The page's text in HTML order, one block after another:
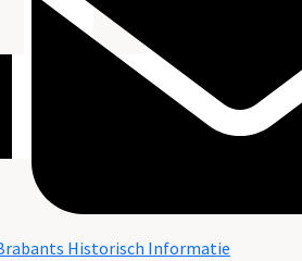
Historisch Informatie